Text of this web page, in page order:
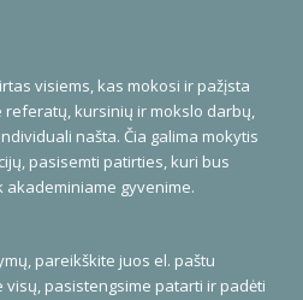
visiems, kas mokosi ir pažįsta
referatų, kursinių ir mokslo darbų,
našta. Čia galima mokytis
pasisemti patirties, kuri bus
gyvenime.
pareikškite juos el. paštu
visų, pasistengsime patarti ir padėti